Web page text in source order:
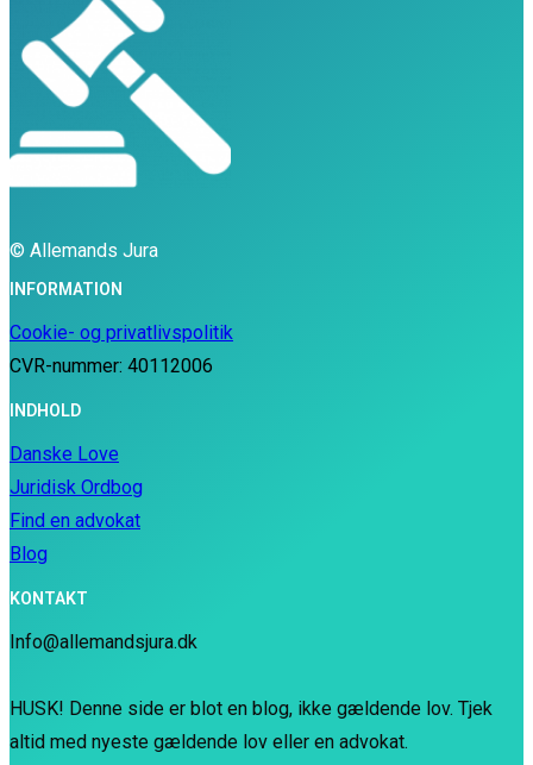
© Allemands Jura
INFORMATION
Cookie- og privatlivspolitik
CVR-nummer: 40112006
INDHOLD
Danske Love
Juridisk Ordbog
Find en advokat
Blog
KONTAKT
Info@allemandsjura.dk
HUSK! Denne side er blot en blog, ikke gældende lov. Tjek
altid med nyeste gældende lov eller en advokat.